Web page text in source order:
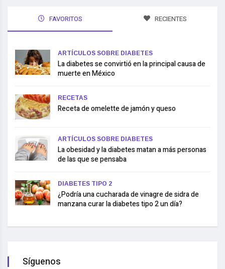
FAVORITOS RECIENTES
ARTÍCULOS SOBRE DIABETES
La diabetes se convirtió en la principal causa de
muerte en México
RECETAS
Receta de omelette de jamón y queso
ARTÍCULOS SOBRE DIABETES
La obesidad y la diabetes matan a más personas
de las que se pensaba
DIABETES TIPO 2
¿Podría una cucharada de vinagre de sidra de
manzana curar la diabetes tipo 2 un día?
Síguenos